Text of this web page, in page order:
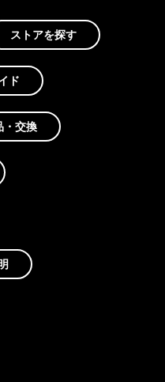
ストアを探す
ド
・交換